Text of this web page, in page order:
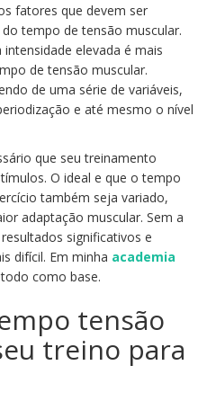
fatores que devem ser
tempo de tensão muscular.
elevada é mais
de tensão muscular.
de uma série de variáveis,
e até mesmo o nível
que seu treinamento
O ideal e que o tempo
também seja variado,
adaptação muscular. Sem a
significativos e
difícil. Em minha academia
como base.
tensão
treino para